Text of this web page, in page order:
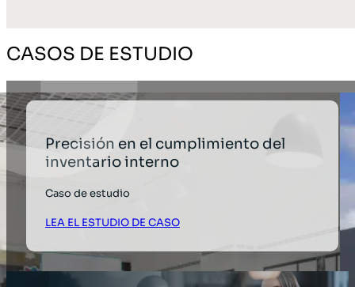
CASOS DE ESTUDIO
Precisión en el cumplimiento del
inventario interno
Caso de estudio
LEA EL ESTUDIO DE CASO